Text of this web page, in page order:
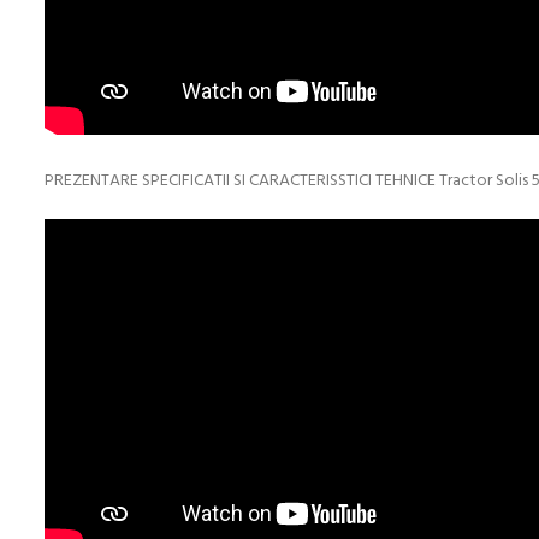
PREZENTARE SPECIFICATII SI CARACTERISSTICI TEHNICE Tractor Solis